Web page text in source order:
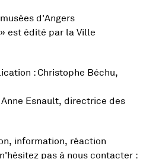
d'Angers
est édité par la Ville
: Christophe Béchu,
Esnault, directrice des
information, réaction
pas à nous contacter :